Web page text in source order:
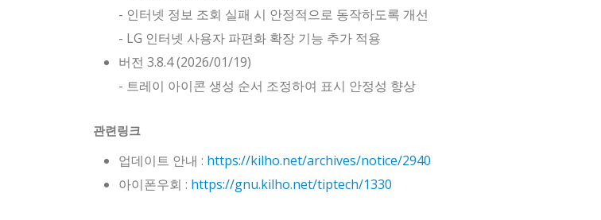
- 인터넷 정보 조회 실패 시 안정적으로 동작하도록 개선
- LG 인터넷 사용자 파편화 확장 기능 추가 적용
버전 3.8.4 (2026/01/19)
- 트레이 아이콘 생성 순서 조정하여 표시 안정성 향상
관련링크
업데이트 안내 : https://kilho.net/archives/notice/2940
아이폰우회 : https://gnu.kilho.net/tiptech/1330